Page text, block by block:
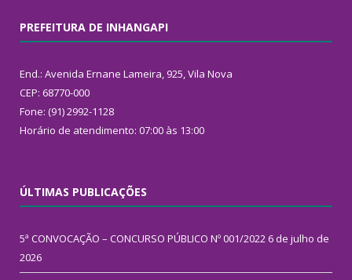
PREFEITURA DE INHANGAPI
End.: Avenida Ernane Lameira, 925, Vila Nova
CEP: 68770-000
Fone: (91) 2992-1128
Horário de atendimento: 07:00 às 13:00
ÚLTIMAS PUBLICAÇÕES
5ª CONVOCAÇÃO – CONCURSO PÚBLICO Nº 001/2022 6 de julho de
2026